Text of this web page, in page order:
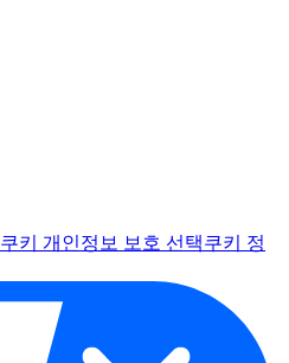
쿠키 개인정보 보호 선택쿠키 정